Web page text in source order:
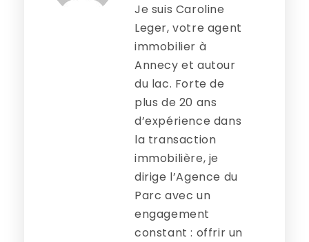
Je suis Caroline
Leger, votre agent
immobilier à
Annecy et autour
du lac. Forte de
plus de 20 ans
d’expérience dans
la transaction
immobilière, je
dirige l’Agence du
Parc avec un
engagement
constant : offrir un